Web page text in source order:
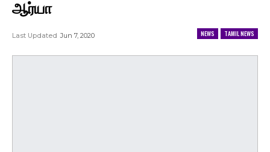
ஆர்யா
NEWS TAMIL NEWS
Last Updated Jun 7, 2020